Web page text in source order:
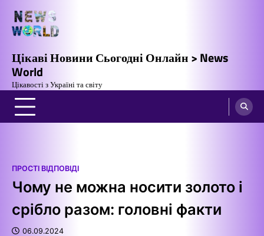
вмісту
Цікаві Новини Сьогодні Онлайн > News
World
Цікавості з Україні та світу
ПРОСТІ ВІДПОВІДІ
Чому не можна носити золото і
срібло разом: головні факти
06.09.2024